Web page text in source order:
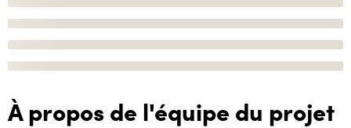
À propos de l'équipe du projet